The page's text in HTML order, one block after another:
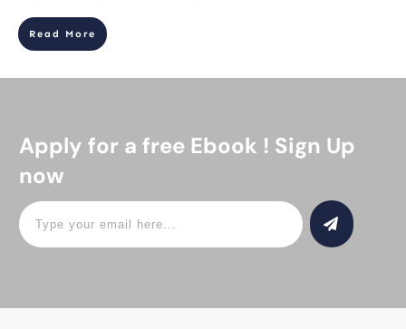
Read More
Apply for a free Ebook ! Sign Up
now